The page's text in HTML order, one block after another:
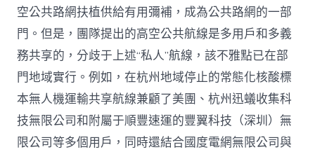
空公共路網扶植供給有用彌補，成為公共路網的一部
門。但是，團隊提出的高空公共航線是多用戶和多義
務共享的，分歧于上述“私人”航線，該不雅點已在部
門地域實行。例如，在杭州地域停止的常態化核酸標
本無人機運輸共享航線兼顧了美團、杭州迅蟻收集科
技無限公司和附屬于順豐速運的豐翼科技（深圳）無
限公司等多個用戶，同時還結合國度電網無限公司與